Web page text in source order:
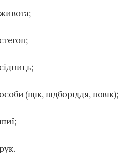
живота;
стегон;
сідниць;
особи (щік, підборіддя, повік);
шиї;
рук.